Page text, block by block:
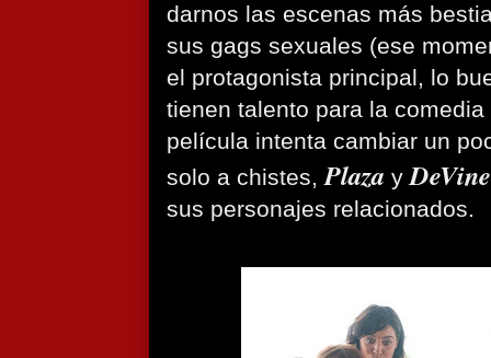
darnos las escenas más
sus gags sexuales (ese
el protagonista principal, lo
tienen talento para la
película intenta cambiar un
solo a chistes,Plaza yDeVine
sus personajes relacionados.